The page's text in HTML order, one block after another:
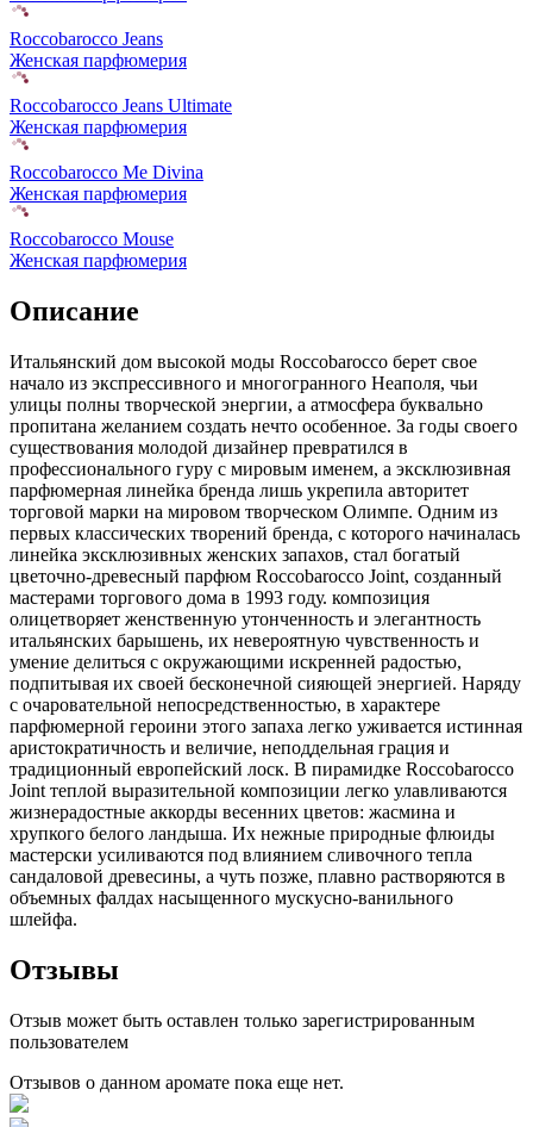
Roccobarocco Jeans
Женская парфюмерия
Roccobarocco Jeans Ultimate
Женская парфюмерия
Roccobarocco Me Divina
Женская парфюмерия
Roccobarocco Mouse
Женская парфюмерия
Описание
Итальянский дом высокой моды Roccobarocco берет свое
начало из экспрессивного и многогранного Неаполя, чьи
улицы полны творческой энергии, а атмосфера буквально
пропитана желанием создать нечто особенное. За годы своего
существования молодой дизайнер превратился в
профессионального гуру с мировым именем, а эксклюзивная
парфюмерная линейка бренда лишь укрепила авторитет
торговой марки на мировом творческом Олимпе. Одним из
первых классических творений бренда, с которого начиналась
линейка эксклюзивных женских запахов, стал богатый
цветочно-древесный парфюм Roccobarocco Joint, созданный
мастерами торгового дома в 1993 году. композиция
олицетворяет женственную утонченность и элегантность
итальянских барышень, их невероятную чувственность и
умение делиться с окружающими искренней радостью,
подпитывая их своей бесконечной сияющей энергией. Наряду
с очаровательной непосредственностью, в характере
парфюмерной героини этого запаха легко уживается истинная
аристократичность и величие, неподдельная грация и
традиционный европейский лоск. В пирамидке Roccobarocco
Joint теплой выразительной композиции легко улавливаются
жизнерадостные аккорды весенних цветов: жасмина и
хрупкого белого ландыша. Их нежные природные флюиды
мастерски усиливаются под влиянием сливочного тепла
сандаловой древесины, а чуть позже, плавно растворяются в
объемных фалдах насыщенного мускусно-ванильного
шлейфа.
Отзывы
Отзыв может быть оставлен только зарегистрированным
пользователем
Отзывов о данном аромате пока еще нет.